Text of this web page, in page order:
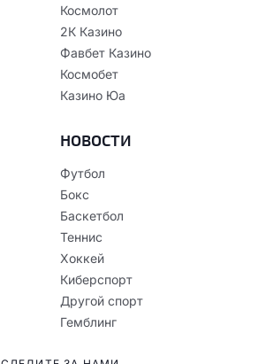
Космолот
2К Казино
Фавбет Казино
Космобет
Казино Юа
НОВОСТИ
Футбол
Бокс
Баскетбол
Теннис
Хоккей
Киберспорт
Другой спорт
Гемблинг